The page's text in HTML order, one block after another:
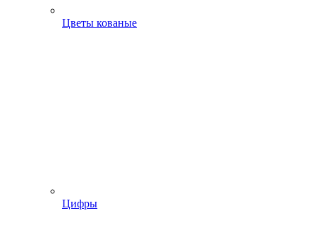
Цветы кованые
Цифры